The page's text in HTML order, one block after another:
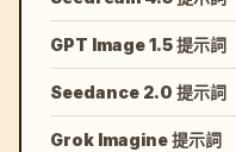
GPT Image 1.5 提示詞
Seedance 2.0 提示詞
Grok Imagine 提示詞